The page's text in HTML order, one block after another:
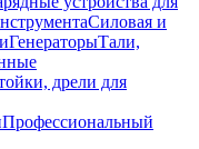
Силовая и
ГенераторыТали,
дрели для
Профессиональный